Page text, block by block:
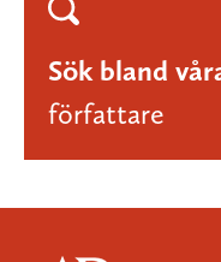
Sök bland
författare